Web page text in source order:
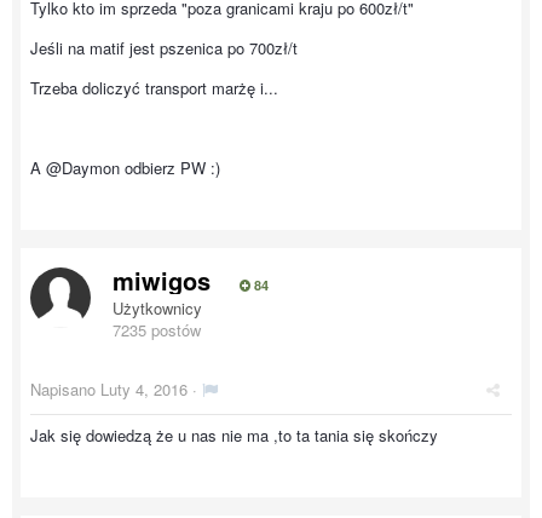
Tylko kto im sprzeda "poza granicami kraju po 600zł/t"
Jeśli na matif jest pszenica po 700zł/t
Trzeba doliczyć transport marżę i...
A @Daymon odbierz PW :)
miwigos 84
Użytkownicy
7235 postów
Napisano Luty 4, 2016 ·
Jak się dowiedzą że u nas nie ma ,to ta tania się skończy